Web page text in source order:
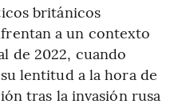
británicos
a un contexto
de 2022, cuando
lentitud a la hora de
tras la invasión rusa